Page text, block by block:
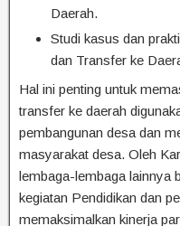
Daerah.
Studi kasus dan
dan Transfer ke
Hal ini penting untuk
transfer ke daerah
pembangunan desa dan
masyarakat desa. Oleh
lembaga-lembaga lainnya
kegiatan Pendidikan dan
memaksimalkan kinerja